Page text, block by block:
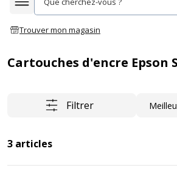
Afficher la navigation
Trouver mon magasin
Cartouches d'encre Epson
Filtrer Trier
3 articles